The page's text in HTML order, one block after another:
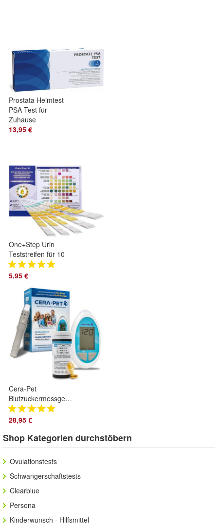
Prostata Heimtest
PSA Test für
Zuhause
Früherkennung von
13,95 €
One+Step Urin
Teststreifen für 10
Indikatoren -
Gesundheit mit
5,95 €
Cera-Pet
Blutzuckermessgerät
für Hunde und
Katzen - komplettes
28,95 €
Shop Kategorien durchstöbern
Ovulationstests
Schwangerschaftstests
Clearblue
Persona
Kinderwunsch - Hilfsmittel